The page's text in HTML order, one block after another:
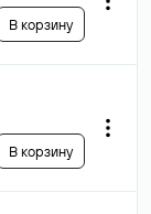
В корзину
В корзину